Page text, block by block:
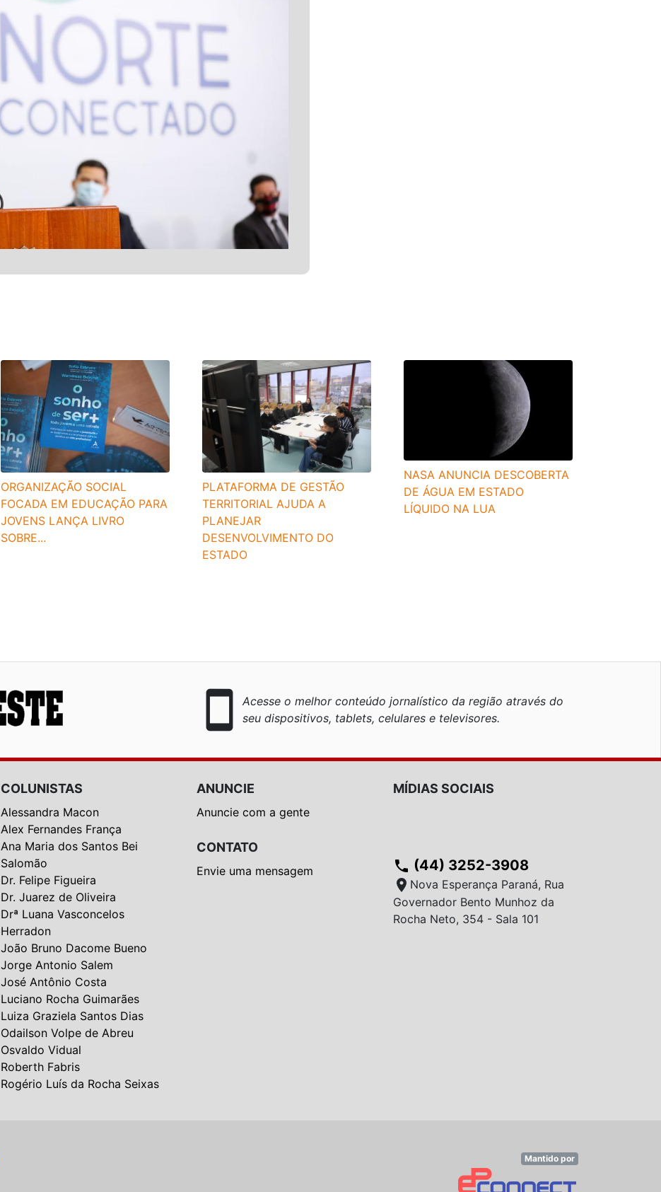
ORGANIZAÇÃO SOCIAL
FOCADA EM EDUCAÇÃO PARA
JOVENS LANÇA LIVRO
SOBRE...
PLATAFORMA DE GESTÃO
TERRITORIAL AJUDA A
PLANEJAR
DESENVOLVIMENTO DO
ESTADO
NASA ANUNCIA DESCOBERTA
DE ÁGUA EM ESTADO
LÍQUIDO NA LUA
smartphone
Acesse o melhor conteúdo jornalístico da região através do
seu dispositivos, tablets, celulares e televisores.
COLUNISTAS
Alessandra Macon
Alex Fernandes França
Ana Maria dos Santos Bei
Salomão
Dr. Felipe Figueira
Dr. Juarez de Oliveira
Drª Luana Vasconcelos
Herradon
João Bruno Dacome Bueno
Jorge Antonio Salem
José Antônio Costa
Luciano Rocha Guimarães
Luiza Graziela Santos Dias
Odailson Volpe de Abreu
Osvaldo Vidual
Roberth Fabris
Rogério Luís da Rocha Seixas
ANUNCIE
Anuncie com a gente
CONTATO
Envie uma mensagem
MÍDIAS SOCIAIS
phone (44) 3252-3908
location_on Nova Esperança Paraná, Rua
Governador Bento Munhoz da
Rocha Neto, 354 - Sala 101
Mantido por